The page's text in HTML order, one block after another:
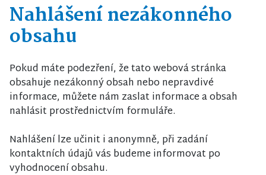
Nahlášení nezákonného
obsahu
Pokud máte podezření, že tato webová stránka
obsahuje nezákonný obsah nebo nepravdivé
informace, můžete nám zaslat informace a obsah
nahlásit prostřednictvím formuláře.
Nahlášení lze učinit i anonymně, při zadání
kontaktních údajů vás budeme informovat po
vyhodnocení obsahu.